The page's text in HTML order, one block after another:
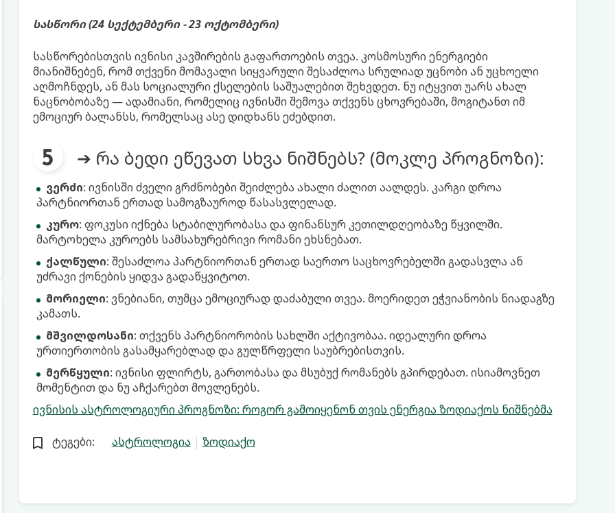
სასწორი (24 სექტემბერი - 23 ოქტომბერი)
სასწორებისთვის ივნისი კავშირების გაფართოების თვეა. კოსმოსური ენერგიები
მიანიშნებენ, რომ თქვენი მომავალი სიყვარული შესაძლოა სრულიად უცნობი ან უცხოელი
აღმოჩნდეს, ან მას სოციალური ქსელების საშუალებით შეხვდეთ. ნუ იტყვით უარს ახალ
ნაცნობობაზე — ადამიანი, რომელიც ივნისში შემოვა თქვენს ცხოვრებაში, მოგიტანთ იმ
ემოციურ ბალანსს, რომელსაც ასე დიდხანს ეძებდით.
➔ რა ბედი ეწევათ სხვა ნიშნებს? (მოკლე პროგნოზი):
ვერძი: ივნისში ძველი გრძნობები შეიძლება ახალი ძალით აალდეს. კარგი დროა
პარტნიორთან ერთად სამოგზაუროდ წასასვლელად.
კურო: ფოკუსი იქნება სტაბილურობასა და ფინანსურ კეთილდღეობაზე წყვილში.
მარტოხელა კუროებს სამსახურებრივი რომანი ეხსნებათ.
ქალწული: შესაძლოა პარტნიორთან ერთად საერთო საცხოვრებელში გადასვლა ან
უძრავი ქონების ყიდვა გადაწყვიტოთ.
მორიელი: ვნებიანი, თუმცა ემოციურად დაძაბული თვეა. მოერიდეთ ეჭვიანობის ნიადაგზე
კამათს.
მშვილდოსანი: თქვენს პარტნიორობის სახლში აქტივობაა. იდეალური დროა
ურთიერთობის გასამყარებლად და გულწრფელი საუბრებისთვის.
მერწყული: ივნისი ფლირტს, გართობასა და მსუბუქ რომანებს გპირდებათ. ისიამოვნეთ
მომენტით და ნუ აჩქარებთ მოვლენებს.
ივნისის ასტროლოგიური პროგნოზი: როგორ გამოიყენონ თვის ენერგია ზოდიაქოს ნიშნებმა
ტეგები: ასტროლოგია ზოდიაქო